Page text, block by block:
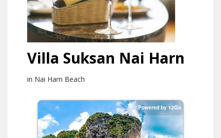
Villa Suksan Nai Harn
in Nai Harn Beach